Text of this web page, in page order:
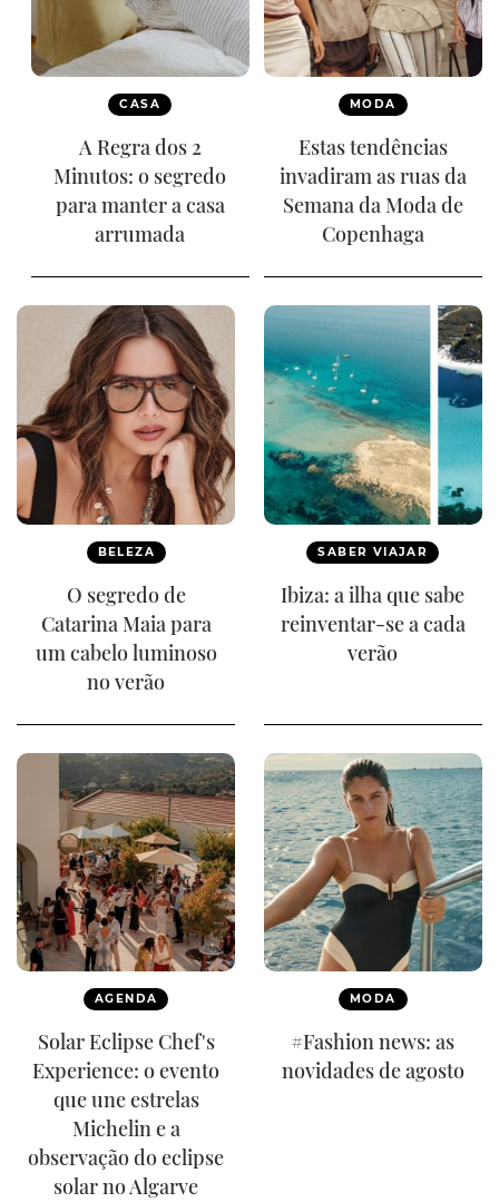
CASA
A Regra dos 2
Minutos: o segredo
para manter a casa
arrumada
MODA
Estas tendências
invadiram as ruas da
Semana da Moda de
Copenhaga
BELEZA
O segredo de
Catarina Maia para
um cabelo luminoso
no verão
SABER VIAJAR
Ibiza: a ilha que sabe
reinventar-se a cada
verão
AGENDA
Solar Eclipse Chef's
Experience: o evento
que une estrelas
Michelin e a
observação do eclipse
solar no Algarve
MODA
#Fashion news: as
novidades de agosto